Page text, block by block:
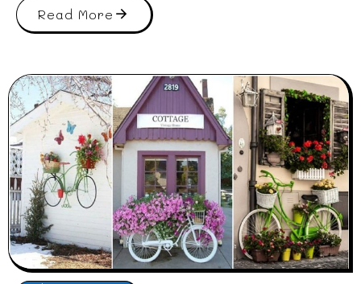
Read More